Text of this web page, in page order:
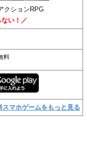
クションRPG
い！／
料
スマホゲームをもっと見る